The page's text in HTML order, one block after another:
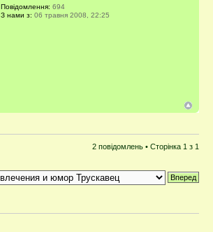
Повідомлення: 694
З нами з: 06 травня 2008, 22:25
2 повідомлень • Сторінка 1 з 1